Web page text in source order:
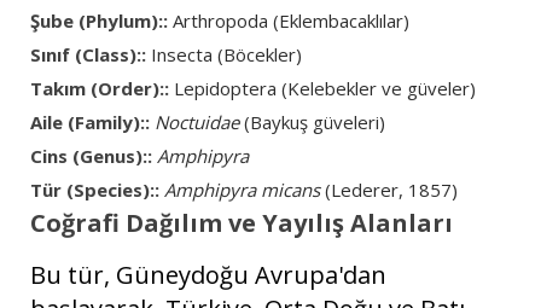
Şube (Phylum):: Arthropoda (Eklembacaklılar)
Sınıf (Class):: Insecta (Böcekler)
Takım (Order):: Lepidoptera (Kelebekler ve güveler)
Aile (Family):: Noctuidae(Baykuş güveleri)
Cins (Genus):: Amphipyra
Tür (Species):: Amphipyra micans(Lederer, 1857)
Coğrafi Dağılım ve Yayılış Alanları
Bu tür, Güneydoğu Avrupa'dan